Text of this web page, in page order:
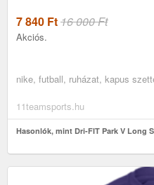
7 840 Ft16 000 Ft
Akciós.
nike, futball, ruházat, kapus
11teamsports.hu
Hasonlók, mint Dri-FIT Park V Long